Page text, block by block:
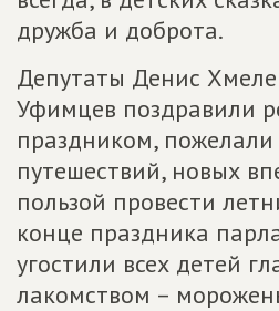
дружба и доброта.
Депутаты Денис
Уфимцев поздравили
праздником,
путешествий, новых
пользой провести
конце праздника
угостили всех детей
лакомством –